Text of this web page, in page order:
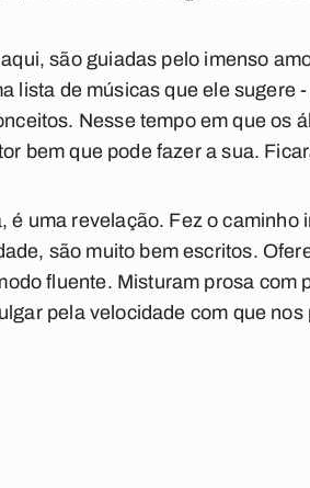
são guiadas pelo imenso
lista de músicas que ele sugere
Nesse tempo em que os
bem que pode fazer a sua.
uma revelação. Fez o caminho
são muito bem escritos.
fluente. Misturam prosa com
pela velocidade com que